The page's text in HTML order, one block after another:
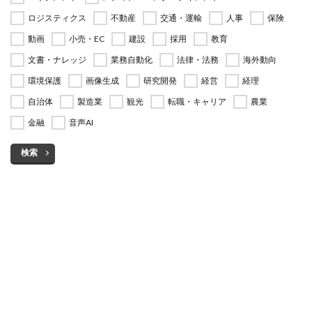
ロジスティクス
不動産 交通・運輸 人事
保険
動画
小売・EC 建設 採用
教育
文書・ナレッジ
業務自動化 法律・法務
海外動向
環境保護
画像生成 研究開発 経営
経理
自治体
製造業 観光 転職・キャリア
農業
金融
音声AI
検索